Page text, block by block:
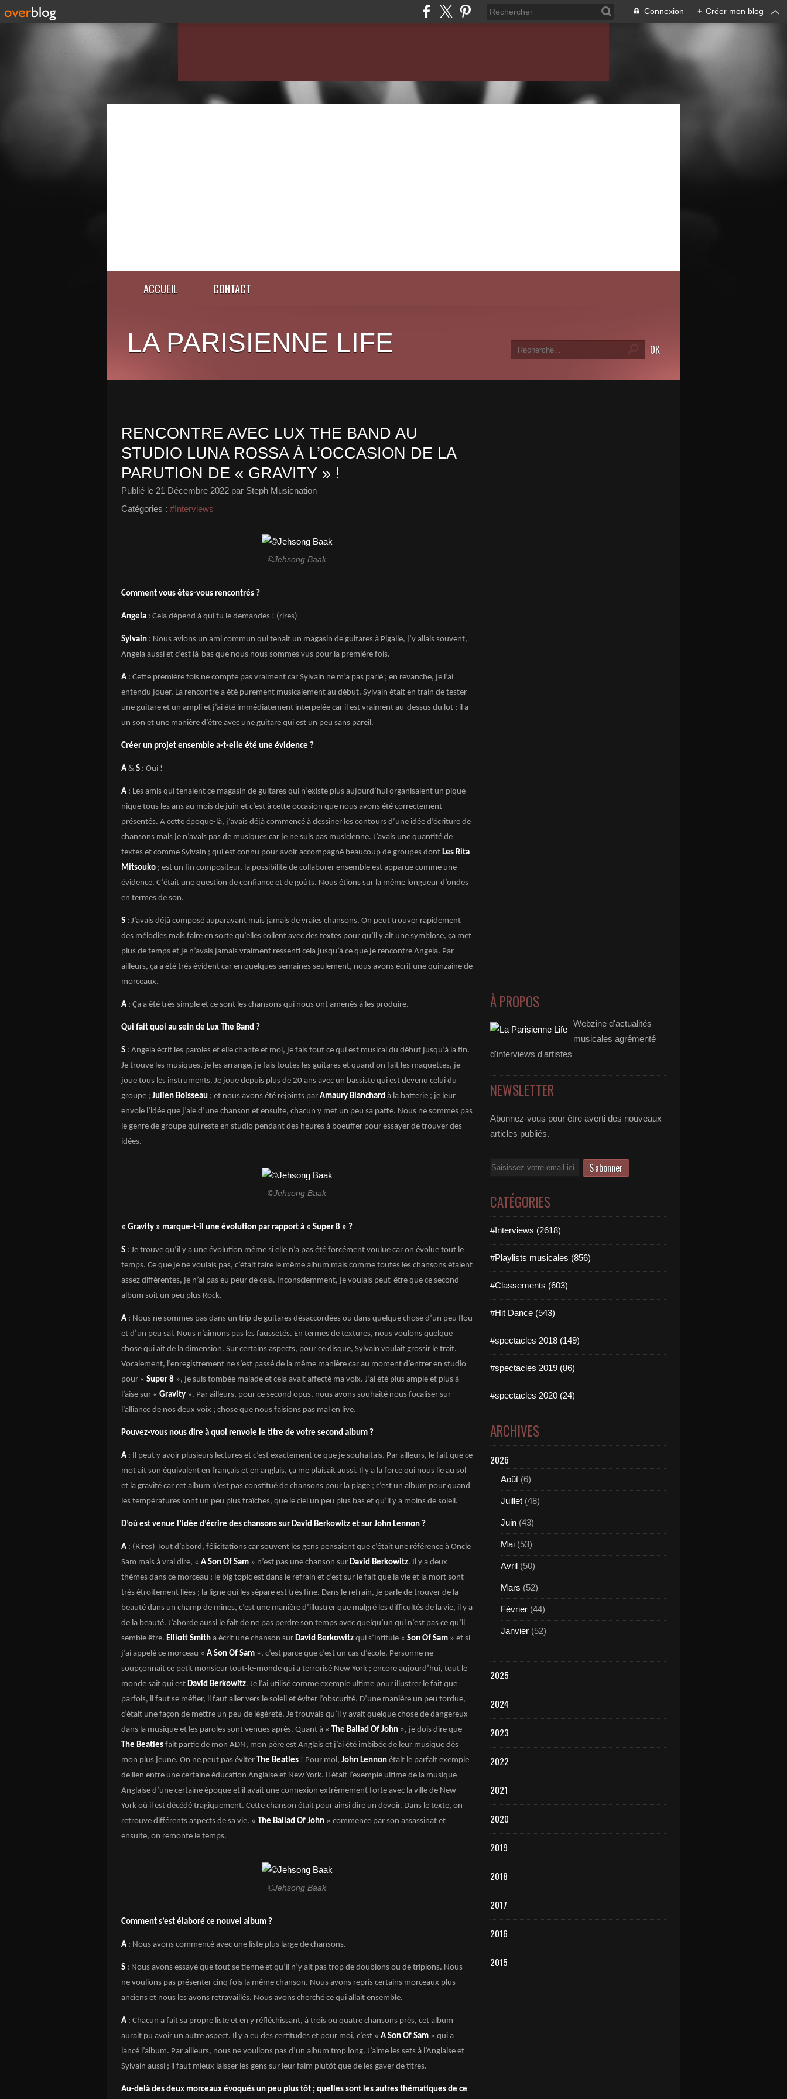
Connexion + Créer mon blog
ACCUEIL CONTACT
LA PARISIENNE LIFE
RENCONTRE AVEC LUX THE BAND AU
STUDIO LUNA ROSSA À L’OCCASION DE LA
PARUTION DE « GRAVITY » !
Publié le 21 Décembre 2022 par Steph Musicnation
Catégories : #Interviews
©Jehsong Baak
Comment vous êtes-vous rencontrés ?
Angela : Cela dépend à qui tu le demandes ! (rires)
Sylvain : Nous avions un ami commun qui tenait un magasin de guitares à Pigalle, j’y allais souvent,
Angela aussi et c’est là-bas que nous nous sommes vus pour la première fois.
A : Cette première fois ne compte pas vraiment car Sylvain ne m’a pas parlé ; en revanche, je l’ai
entendu jouer. La rencontre a été purement musicalement au début. Sylvain était en train de tester
une guitare et un ampli et j’ai été immédiatement interpelée car il est vraiment au-dessus du lot ; il a
un son et une manière d’être avec une guitare qui est un peu sans pareil.
Créer un projet ensemble a-t-elle été une évidence ?
A & S : Oui !
A : Les amis qui tenaient ce magasin de guitares qui n’existe plus aujourd’hui organisaient un pique-
nique tous les ans au mois de juin et c’est à cette occasion que nous avons été correctement
présentés. A cette époque-là, j’avais déjà commencé à dessiner les contours d’une idée d’écriture de
chansons mais je n’avais pas de musiques car je ne suis pas musicienne. J’avais une quantité de
textes et comme Sylvain ; qui est connu pour avoir accompagné beaucoup de groupes dont Les Rita
Mitsouko ; est un fin compositeur, la possibilité de collaborer ensemble est apparue comme une
évidence. C’était une question de confiance et de goûts. Nous étions sur la même longueur d’ondes
en termes de son.
S : J’avais déjà composé auparavant mais jamais de vraies chansons. On peut trouver rapidement
des mélodies mais faire en sorte qu’elles collent avec des textes pour qu’il y ait une symbiose, ça met
plus de temps et je n’avais jamais vraiment ressenti cela jusqu’à ce que je rencontre Angela. Par
ailleurs, ça a été très évident car en quelques semaines seulement, nous avons écrit une quinzaine de
morceaux.
A : Ça a été très simple et ce sont les chansons qui nous ont amenés à les produire.
Qui fait quoi au sein de Lux The Band ?
S : Angela écrit les paroles et elle chante et moi, je fais tout ce qui est musical du début jusqu’à la fin.
Je trouve les musiques, je les arrange, je fais toutes les guitares et quand on fait les maquettes, je
joue tous les instruments. Je joue depuis plus de 20 ans avec un bassiste qui est devenu celui du
groupe ; Julien Boisseau ; et nous avons été rejoints par Amaury Blanchard à la batterie ; je leur
envoie l’idée que j’aie d’une chanson et ensuite, chacun y met un peu sa patte. Nous ne sommes pas
le genre de groupe qui reste en studio pendant des heures à boeuffer pour essayer de trouver des
idées.
©Jehsong Baak
« Gravity » marque-t-il une évolution par rapport à « Super 8 » ?
S : Je trouve qu’il y a une évolution même si elle n’a pas été forcément voulue car on évolue tout le
temps. Ce que je ne voulais pas, c’était faire le même album mais comme toutes les chansons étaient
assez différentes, je n’ai pas eu peur de cela. Inconsciemment, je voulais peut-être que ce second
album soit un peu plus Rock.
A : Nous ne sommes pas dans un trip de guitares désaccordées ou dans quelque chose d’un peu flou
et d’un peu sal. Nous n’aimons pas les faussetés. En termes de textures, nous voulons quelque
chose qui ait de la dimension. Sur certains aspects, pour ce disque, Sylvain voulait grossir le trait.
Vocalement, l’enregistrement ne s’est passé de la même manière car au moment d’entrer en studio
pour « Super 8 », je suis tombée malade et cela avait affecté ma voix. J’ai été plus ample et plus à
l’aise sur « Gravity ». Par ailleurs, pour ce second opus, nous avons souhaité nous focaliser sur
l’alliance de nos deux voix ; chose que nous faisions pas mal en live.
Pouvez-vous nous dire à quoi renvoie le titre de votre second album ?
A : Il peut y avoir plusieurs lectures et c’est exactement ce que je souhaitais. Par ailleurs, le fait que ce
mot ait son équivalent en français et en anglais, ça me plaisait aussi. Il y a la force qui nous lie au sol
et la gravité car cet album n’est pas constitué de chansons pour la plage ; c’est un album pour quand
les températures sont un peu plus fraîches, que le ciel un peu plus bas et qu’il y a moins de soleil.
D’où est venue l’idée d’écrire des chansons sur David Berkowitz et sur John Lennon ?
A : (Rires) Tout d’abord, félicitations car souvent les gens pensaient que c’était une référence à Oncle
Sam mais à vrai dire, « A Son Of Sam » n’est pas une chanson sur David Berkowitz. Il y a deux
thèmes dans ce morceau ; le big topic est dans le refrain et c’est sur le fait que la vie et la mort sont
très étroitement liées ; la ligne qui les sépare est très fine. Dans le refrain, je parle de trouver de la
beauté dans un champ de mines, c’est une manière d’illustrer que malgré les difficultés de la vie, il y a
de la beauté. J’aborde aussi le fait de ne pas perdre son temps avec quelqu’un qui n’est pas ce qu’il
semble être. Elliott Smith a écrit une chanson sur David Berkowitz qui s’intitule « Son Of Sam » et si
j’ai appelé ce morceau « A Son Of Sam », c’est parce que c’est un cas d’école. Personne ne
soupçonnait ce petit monsieur tout-le-monde qui a terrorisé New York ; encore aujourd’hui, tout le
monde sait qui est David Berkowitz. Je l’ai utilisé comme exemple ultime pour illustrer le fait que
parfois, il faut se méfier, il faut aller vers le soleil et éviter l’obscurité. D’une manière un peu tordue,
c’était une façon de mettre un peu de légèreté. Je trouvais qu’il y avait quelque chose de dangereux
dans la musique et les paroles sont venues après. Quant à « The Ballad Of John », je dois dire que
The Beatles fait partie de mon ADN, mon père est Anglais et j’ai été imbibée de leur musique dès
mon plus jeune. On ne peut pas éviter The Beatles ! Pour moi, John Lennon était le parfait exemple
de lien entre une certaine éducation Anglaise et New York. Il était l’exemple ultime de la musique
Anglaise d’une certaine époque et il avait une connexion extrêmement forte avec la ville de New
York où il est décédé tragiquement. Cette chanson était pour ainsi dire un devoir. Dans le texte, on
retrouve différents aspects de sa vie. « The Ballad Of John » commence par son assassinat et
ensuite, on remonte le temps.
©Jehsong Baak
Comment s’est élaboré ce nouvel album ?
A : Nous avons commencé avec une liste plus large de chansons.
S : Nous avons essayé que tout se tienne et qu’il n’y ait pas trop de doublons ou de triplons. Nous
ne voulions pas présenter cinq fois la même chanson. Nous avons repris certains morceaux plus
anciens et nous les avons retravaillés. Nous avons cherché ce qui allait ensemble.
A : Chacun a fait sa propre liste et en y réfléchissant, à trois ou quatre chansons près, cet album
aurait pu avoir un autre aspect. Il y a eu des certitudes et pour moi, c’est « A Son Of Sam » qui a
lancé l’album. Par ailleurs, nous ne voulions pas d’un album trop long. J’aime les sets à l’Anglaise et
Sylvain aussi ; il faut mieux laisser les gens sur leur faim plutôt que de les gaver de titres.
Au-delà des deux morceaux évoqués un peu plus tôt ; quelles sont les autres thématiques de ce
À PROPOS
Webzine d'actualités
musicales agrémenté
d'interviews d'artistes
NEWSLETTER
Abonnez-vous pour être averti des nouveaux
articles publiés.
Email
CATÉGORIES
#Interviews (2618)
#Playlists musicales (856)
#Classements (603)
#Hit Dance (543)
#spectacles 2018 (149)
#spectacles 2019 (86)
#spectacles 2020 (24)
ARCHIVES
2026
Août (6)
Juillet (48)
Juin (43)
Mai (53)
Avril (50)
Mars (52)
Février (44)
Janvier (52)
2025
2024
2023
2022
2021
2020
2019
2018
2017
2016
2015